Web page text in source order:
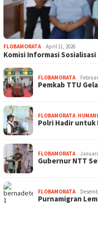
FLOBAMORATA April 11, 2026
Komisi Informasi
FLOBAMORATA
Pemkab TTU
FLOBAMORATA,
Polri Hadir untuk
FLOBAMORATA Januari
Gubernur NTT
FLOBAMORATA
Purnamigran